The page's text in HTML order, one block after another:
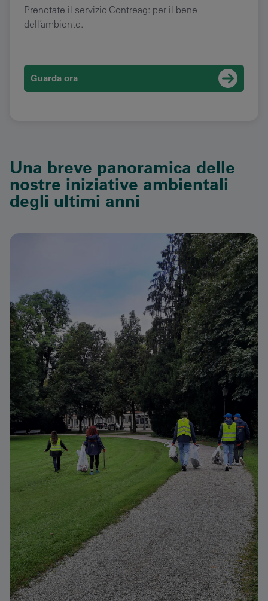
Prenotate il servizio Contreag: per il bene
dell’ambiente.
Guarda ora
Una breve panoramica delle
nostre iniziative ambientali
degli ultimi anni